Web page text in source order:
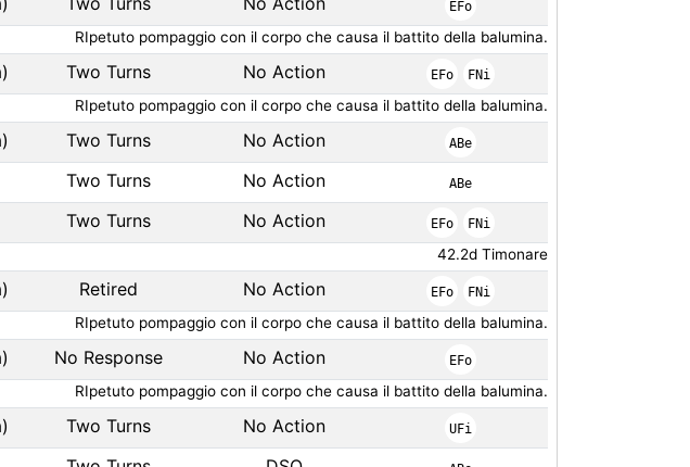
EFo
RIpetuto pompaggio con il corpo che causa il battito della balumina.
Two Turns No Action EFo FNi
RIpetuto pompaggio con il corpo che causa il battito della balumina.
Two Turns No Action ABe
Two Turns No Action ABe
Two Turns No Action EFo FNi
42.2d Timonare
Retired No Action EFo FNi
RIpetuto pompaggio con il corpo che causa il battito della balumina.
No Response No Action EFo
RIpetuto pompaggio con il corpo che causa il battito della balumina.
Two Turns No Action UFi